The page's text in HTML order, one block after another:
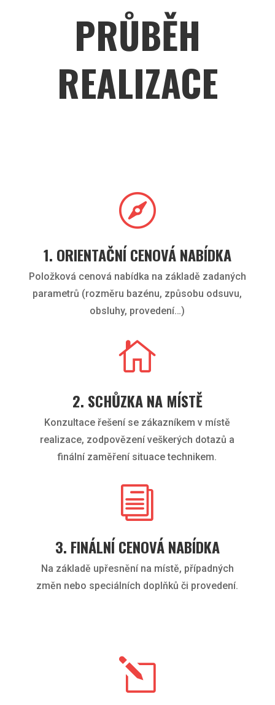
PRŮBĚH
REALIZACE

1. ORIENTAČNÍ CENOVÁ NABÍDKA
Položková cenová nabídka na základě zadaných
parametrů (rozměru bazénu, způsobu odsuvu,
obsluhy, provedení…)

2. SCHŮZKA NA MÍSTĚ
Konzultace řešení se zákazníkem v místě
realizace, zodpovězení veškerých dotazů a
finální zaměření situace technikem.
i
3. FINÁLNÍ CENOVÁ NABÍDKA
Na základě upřesnění na místě, případných
změn nebo speciálních doplňků či provedení.
l